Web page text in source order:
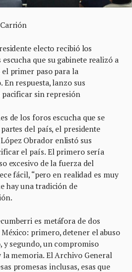
electo recibió los
que su gabinete realizó a
primer paso para la
respuesta, lanzo sus
pacificar sin represión
de los foros escucha que se
del país, el presidente
Obrador enlistó sus
el país. El primero sería
excesivo de la fuerza del
fácil, “pero en realidad es muy
hay una tradición de
es metáfora de dos
primero, detener el abuso
y segundo, un compromiso
memoria. El Archivo General
promesas inclusas, esas que